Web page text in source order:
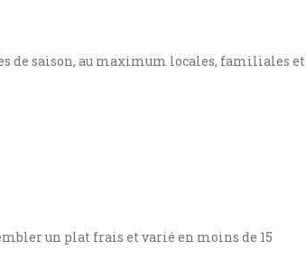
de saison, au maximum locales, familiales et
un plat frais et varié en moins de 15